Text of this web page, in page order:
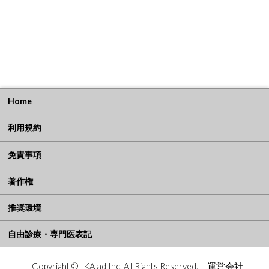
Home
利用規約
免責事項
著作権
推奨環境
自由診療・専門医表記
Copyright © IKA ad Inc. All Rights Reserved. 運営会社